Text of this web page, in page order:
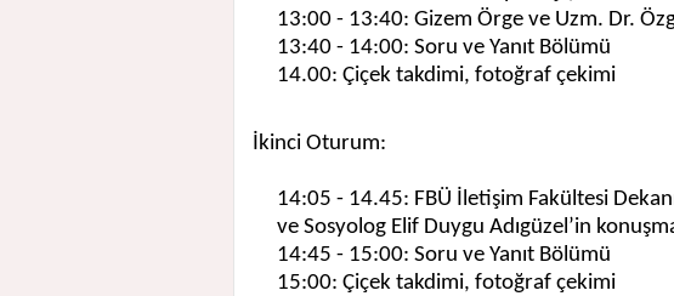
13:00 - 13:40: Gizem Örge ve Uzm. Dr.
13:40 - 14:00: Soru ve Yanıt Bölümü
14.00: Çiçek takdimi, fotoğraf çekimi
İkinci Oturum:
14:05 - 14.45: FBÜ İletişim Fakültesi
ve Sosyolog Elif Duygu Adıgüzel’in
14:45 - 15:00: Soru ve Yanıt Bölümü
15:00: Çiçek takdimi, fotoğraf çekimi